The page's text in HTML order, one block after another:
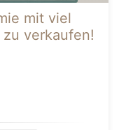
mit viel
verkaufen!